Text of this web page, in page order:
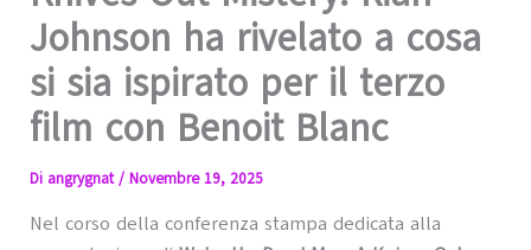
Johnson ha rivelato a cosa
si sia ispirato per il terzo
film con Benoit Blanc
Di angrygnat/ Novembre 19, 2025
Nel corso della conferenza stampa dedicata alla